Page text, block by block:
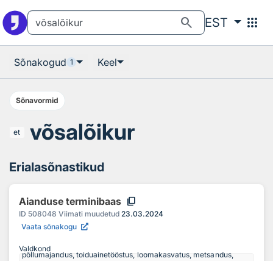
search EST apps
Sõnakogud 1 Keel
Sõnavormid
et võsalõikur
Erialasõnastikud
Aianduse terminibaas content_copy
ID 508048 Viimati muudetud 23.03.2024
Vaata sõnakogu
Valdkond
põllumajandus, toiduainetööstus, loomakasvatus, metsandus,